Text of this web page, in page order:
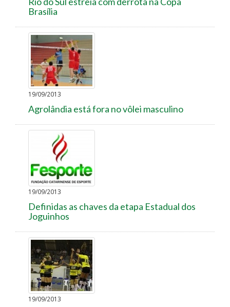
Brasília
19/09/2013
Agrolândia está fora no vôlei masculino
19/09/2013
Definidas as chaves da etapa Estadual dos
Joguinhos
19/09/2013